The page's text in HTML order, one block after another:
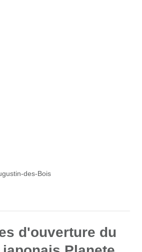
des-Bois
d'ouverture du